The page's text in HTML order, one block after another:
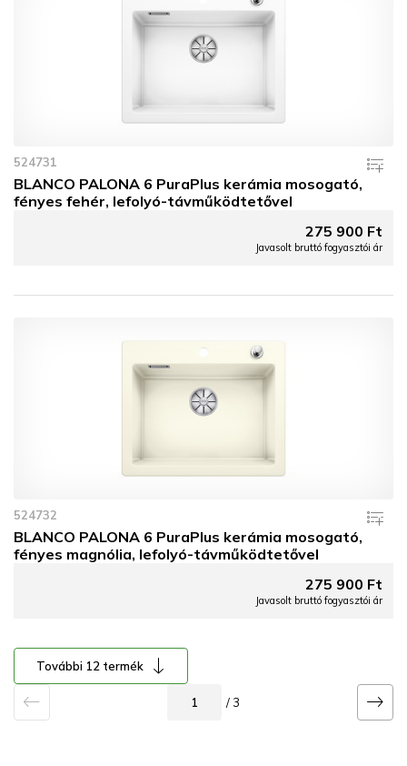
524731
BLANCO PALONA 6 PuraPlus kerámia mosogató,
fényes fehér, lefolyó-távműködtetővel
275 900 Ft
Javasolt bruttó fogyasztói ár
524732
BLANCO PALONA 6 PuraPlus kerámia mosogató,
fényes magnólia, lefolyó-távműködtetővel
275 900 Ft
Javasolt bruttó fogyasztói ár
További 12 termék
/ 3